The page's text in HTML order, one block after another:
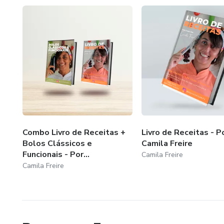
Combo Livro de Receitas +
Bolos Clássicos e
Funcionais - Por...
Camila Freire
Livro de Receitas -
Camila Freire
Camila Freire